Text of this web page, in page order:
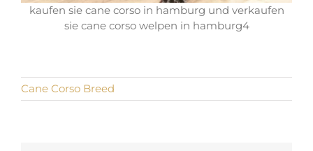
kaufen sie cane corso in hamburg und verkaufen
sie cane corso welpen in hamburg4
Cane Corso Breed